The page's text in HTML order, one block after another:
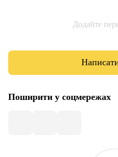
Додайте
Поширити у соцмережах